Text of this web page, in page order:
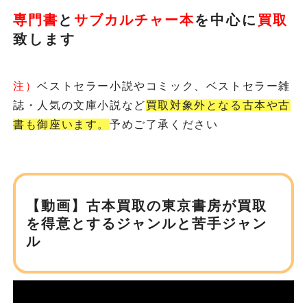
専門書 とサブカルチャー本を 中心に 買取
致します
注）ベストセラー小説やコミック、ベストセラー雑
誌・人気の文庫小説など買取対象外となる古本や古
書も御座います。 予めご了承ください
【動画】古本買取の東京書房が買取
を得意とするジャンルと苦手ジャン
ル